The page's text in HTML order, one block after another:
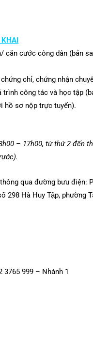
căn cước công dân (bản
chỉ, chứng nhận
công tác và học tập
hồ sơ nộp trực tuyến).
– 17h00, từ thứ 2 đến
qua đường bưu điện:
Hà Huy Tập, phường
3765 999 – Nhánh 1